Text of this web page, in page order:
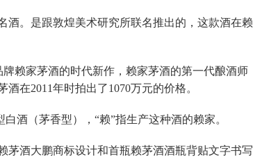
酒。是跟敦煌美术研究所联名推出的，这款酒在赖
赖家茅酒的时代新作，赖家茅酒的第一代酿酒师
在2011年时拍出了1070万元的价格。
酒（茅香型），“赖”指生产这种酒的赖家。
茅酒大鹏商标设计和首瓶赖茅酒酒瓶背贴文字书写